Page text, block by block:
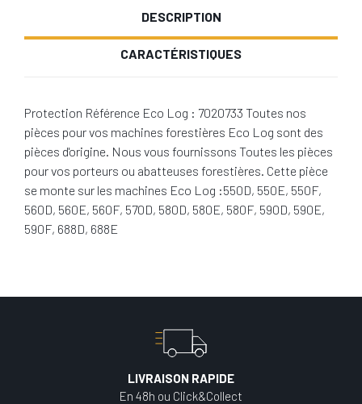
DESCRIPTION
CARACTÉRISTIQUES
Protection Référence Eco Log : 7020733 Toutes nos
pièces pour vos machines forestières Eco Log sont des
pièces d'origine. Nous vous fournissons Toutes les pièces
pour vos porteurs ou abatteuses forestières. Cette pièce
se monte sur les machines Eco Log :550D, 550E, 550F,
560D, 560E, 560F, 570D, 580D, 580E, 580F, 590D, 590E,
590F, 688D, 688E
LIVRAISON RAPIDE
En 48h ou Click&Collect